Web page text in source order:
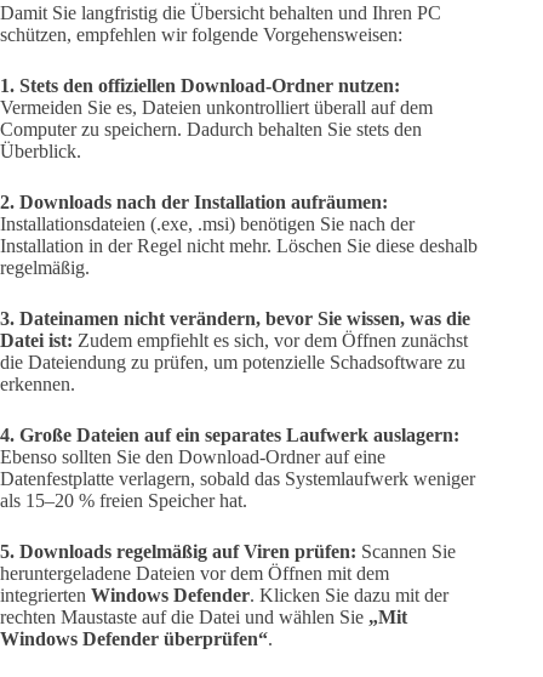
Damit Sie langfristig die Übersicht behalten und Ihren PC
schützen, empfehlen wir folgende Vorgehensweisen:
1. Stets den offiziellen Download-Ordner nutzen:
Vermeiden Sie es, Dateien unkontrolliert überall auf dem
Computer zu speichern. Dadurch behalten Sie stets den
Überblick.
2. Downloads nach der Installation aufräumen:
Installationsdateien (.exe, .msi) benötigen Sie nach der
Installation in der Regel nicht mehr. Löschen Sie diese deshalb
regelmäßig.
3. Dateinamen nicht verändern, bevor Sie wissen, was die
Datei ist: Zudem empfiehlt es sich, vor dem Öffnen zunächst
die Dateiendung zu prüfen, um potenzielle Schadsoftware zu
erkennen.
4. Große Dateien auf ein separates Laufwerk auslagern:
Ebenso sollten Sie den Download-Ordner auf eine
Datenfestplatte verlagern, sobald das Systemlaufwerk weniger
als 15–20 % freien Speicher hat.
5. Downloads regelmäßig auf Viren prüfen: Scannen Sie
heruntergeladene Dateien vor dem Öffnen mit dem
integrierten Windows Defender. Klicken Sie dazu mit der
rechten Maustaste auf die Datei und wählen Sie „Mit
Windows Defender überprüfen“.